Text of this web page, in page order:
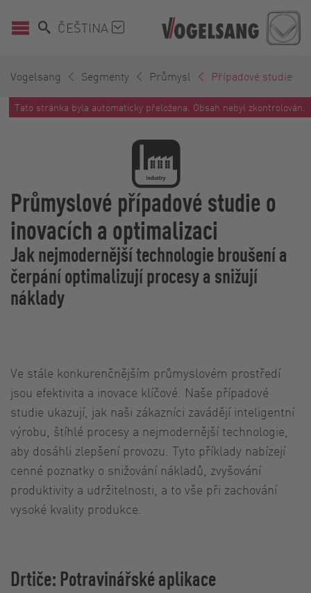
ČEŠTINA
Vogelsang Segmenty Průmysl Případové studie
Tato stránka byla automaticky přeložena. Obsah nebyl zkontrolován.
Průmyslové případové studie o
inovacích a optimalizaci
Jak nejmodernější technologie broušení a
čerpání optimalizují procesy a snižují
náklady
Ve stále konkurenčnějším průmyslovém prostředí
jsou efektivita a inovace klíčové. Naše případové
studie ukazují, jak naši zákazníci zavádějí inteligentní
výrobu, štíhlé procesy a nejmodernější technologie,
aby dosáhli zlepšení provozu. Tyto příklady nabízejí
cenné poznatky o snižování nákladů, zvyšování
produktivity a udržitelnosti, a to vše při zachování
vysoké kvality produkce.
Drtiče: Potravinářské aplikace